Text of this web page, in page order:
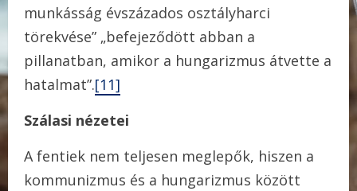
munkásság évszázados osztályharci
törekvése” „befejeződött abban a
pillanatban, amikor a hungarizmus átvette a
hatalmat”.[11]
Szálasi nézetei
A fentiek nem teljesen meglepők, hiszen a
kommunizmus és a hungarizmus között